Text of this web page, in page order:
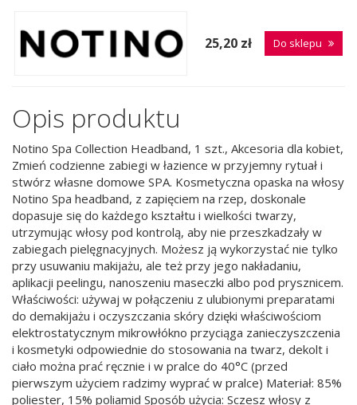
25,20 zł Do sklepu
Opis produktu
Notino Spa Collection Headband, 1 szt., Akcesoria dla kobiet,
Zmień codzienne zabiegi w łazience w przyjemny rytuał i
stwórz własne domowe SPA. Kosmetyczna opaska na włosy
Notino Spa headband, z zapięciem na rzep, doskonale
dopasuje się do każdego kształtu i wielkości twarzy,
utrzymując włosy pod kontrolą, aby nie przeszkadzały w
zabiegach pielęgnacyjnych. Możesz ją wykorzystać nie tylko
przy usuwaniu makijażu, ale też przy jego nakładaniu,
aplikacji peelingu, nanoszeniu maseczki albo pod prysznicem.
Właściwości: używaj w połączeniu z ulubionymi preparatami
do demakijażu i oczyszczania skóry dzięki właściwościom
elektrostatycznym mikrowłókno przyciąga zanieczyszczenia
i kosmetyki odpowiednie do stosowania na twarz, dekolt i
ciało można prać ręcznie i w pralce do 40°C (przed
pierwszym użyciem radzimy wyprać w pralce) Materiał: 85%
poliester, 15% poliamid Sposób użycia: Sczesz włosy z